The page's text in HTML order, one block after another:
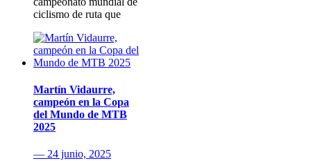
ciclismo de ruta que
Martín Vidaurre,
campeón en la Copa
del Mundo de MTB
2025
— 24 junio, 2025